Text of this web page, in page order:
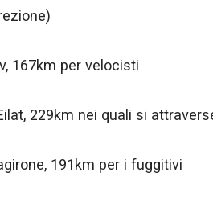
167km per velocisti
229km nei quali si
191km per i fuggitivi